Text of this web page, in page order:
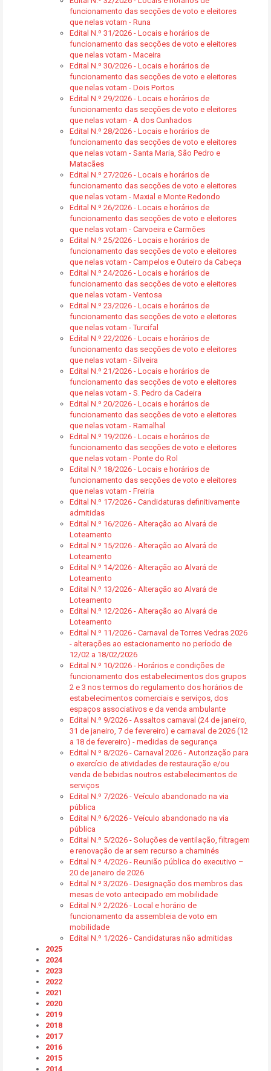
funcionamento das secções de voto e eleitores
que nelas votam - Runa
Edital N.º 31/2026 - Locais e horários de
funcionamento das secções de voto e eleitores
que nelas votam - Maceira
Edital N.º 30/2026 - Locais e horários de
funcionamento das secções de voto e eleitores
que nelas votam - Dois Portos
Edital N.º 29/2026 - Locais e horários de
funcionamento das secções de voto e eleitores
que nelas votam - A dos Cunhados
Edital N.º 28/2026 - Locais e horários de
funcionamento das secções de voto e eleitores
que nelas votam - Santa Maria, São Pedro e
Matacães
Edital N.º 27/2026 - Locais e horários de
funcionamento das secções de voto e eleitores
que nelas votam - Maxial e Monte Redondo
Edital N.º 26/2026 - Locais e horários de
funcionamento das secções de voto e eleitores
que nelas votam - Carvoeira e Carmões
Edital N.º 25/2026 - Locais e horários de
funcionamento das secções de voto e eleitores
que nelas votam - Campelos e Outeiro da Cabeça
Edital N.º 24/2026 - Locais e horários de
funcionamento das secções de voto e eleitores
que nelas votam - Ventosa
Edital N.º 23/2026 - Locais e horários de
funcionamento das secções de voto e eleitores
que nelas votam - Turcifal
Edital N.º 22/2026 - Locais e horários de
funcionamento das secções de voto e eleitores
que nelas votam - Silveira
Edital N.º 21/2026 - Locais e horários de
funcionamento das secções de voto e eleitores
que nelas votam - S. Pedro da Cadeira
Edital N.º 20/2026 - Locais e horários de
funcionamento das secções de voto e eleitores
que nelas votam - Ramalhal
Edital N.º 19/2026 - Locais e horários de
funcionamento das secções de voto e eleitores
que nelas votam - Ponte do Rol
Edital N.º 18/2026 - Locais e horários de
funcionamento das secções de voto e eleitores
que nelas votam - Freiria
Edital N.º 17/2026 - Candidaturas definitivamente
admitidas
Edital N.º 16/2026 - Alteração ao Alvará de
Loteamento
Edital N.º 15/2026 - Alteração ao Alvará de
Loteamento
Edital N.º 14/2026 - Alteração ao Alvará de
Loteamento
Edital N.º 13/2026 - Alteração ao Alvará de
Loteamento
Edital N.º 12/2026 - Alteração ao Alvará de
Loteamento
Edital N.º 11/2026 - Carnaval de Torres Vedras 2026
- alterações ao estacionamento no período de
12/02 a 18/02/2026
Edital N.º 10/2026 - Horários e condições de
funcionamento dos estabelecimentos dos grupos
2 e 3 nos termos do regulamento dos horários de
estabelecimentos comerciais e serviços, dos
espaços associativos e da venda ambulante
Edital N.º 9/2026 - Assaltos carnaval (24 de janeiro,
31 de janeiro, 7 de fevereiro) e carnaval de 2026 (12
a 18 de fevereiro) - medidas de segurança
Edital N.º 8/2026 - Carnaval 2026 - Autorização para
o exercício de atividades de restauração e/ou
venda de bebidas noutros estabelecimentos de
serviços
Edital N.º 7/2026 - Veículo abandonado na via
pública
Edital N.º 6/2026 - Veículo abandonado na via
pública
Edital N.º 5/2026 - Soluções de ventilação, filtragem
e renovação de ar sem recurso a chaminés
Edital N.º 4/2026 - Reunião pública do executivo –
20 de janeiro de 2026
Edital N.º 3/2026 - Designação dos membros das
mesas de voto antecipado em mobilidade
Edital N.º 2/2026 - Local e horário de
funcionamento da assembleia de voto em
mobilidade
Edital N.º 1/2026 - Candidaturas não admitidas
2025
2024
2023
2022
2021
2020
2019
2018
2017
2016
2015
2014